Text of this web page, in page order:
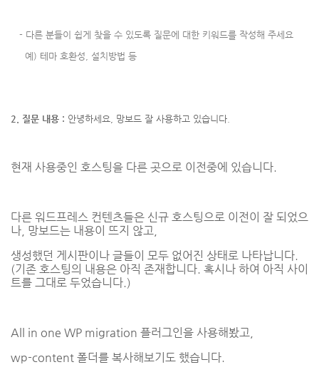
- 다른 분들이 쉽게 찾을 수 있도록 질문에 대한 키워드를 작성해 주세요
예) 테마 호환성, 설치방법 등
2. 질문 내용 : 안녕하세요, ​망보드 잘 사용하고 있습니다.
현재 사용중인 호스팅을 다른 곳으로 이전중에 있습니다.
다른 워드프레스 컨텐츠들은 신규 호스팅으로 이전이 잘 되었으
나, 망보드는 내용이 뜨지 않고,
생성했던 게시판이나 글들이 모두 없어진 상태로 나타납니다.
(기존 호스팅의 내용은 아직 존재합니다. 혹시나 하여 아직 사이
트를 그대로 두었습니다.)​
All in one WP migration 플러그인을 사용해봤고,
wp-content 폴더를 복사해보기도 했습니다.